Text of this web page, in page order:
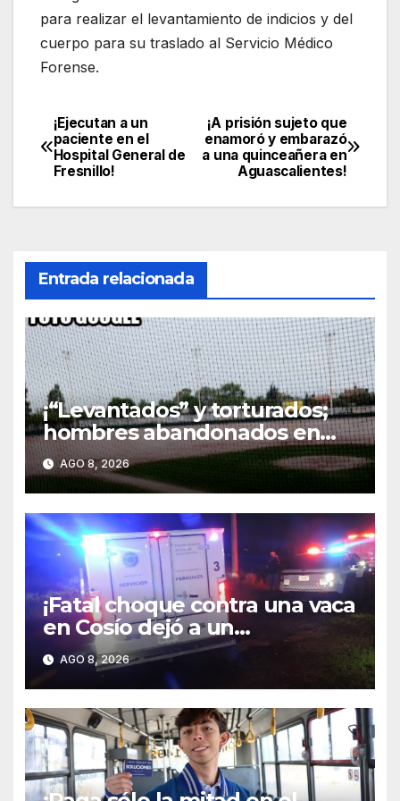
para realizar el levantamiento de indicios y del
cuerpo para su traslado al Servicio Médico
Forense.
Navegación
de
entradas
¡A prisión sujeto que
enamoró y embarazó
a una quinceañera en
Aguascalientes!
¡Ejecutan a un
paciente en el
Hospital General de
Fresnillo!
Entrada relacionada
¡“Levantados” y torturados;
hombres abandonados en
parque terminan heridos en
hospital de Rincón de Romos!
AGO 8, 2026
¡Fatal choque contra una vaca
en Cosío dejó a un
automovilista muerto y a un
motociclista grave!
AGO 8, 2026